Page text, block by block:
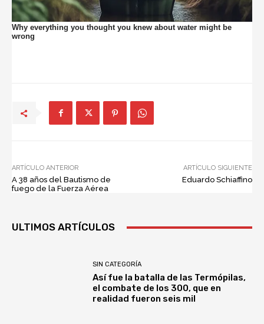
ARTÍCULO ANTERIOR
A 38 años del Bautismo de
fuego de la Fuerza Aérea
ARTÍCULO SIGUIENTE
Eduardo Schiaffino
ULTIMOS ARTÍCULOS
SIN CATEGORÍA
Así fue la batalla de las Termópilas,
el combate de los 300, que en
realidad fueron seis mil